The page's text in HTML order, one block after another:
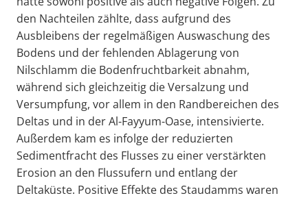
den Nachteilen zählte, dass aufgrund des
Ausbleibens der regelmäßigen Auswaschung des
Bodens und der fehlenden Ablagerung von
Nilschlamm die Bodenfruchtbarkeit abnahm,
während sich gleichzeitig die Versalzung und
Versumpfung, vor allem in den Randbereichen des
Deltas und in der Al-Fayyum-Oase, intensivierte.
Außerdem kam es infolge der reduzierten
Sedimentfracht des Flusses zu einer verstärkten
Erosion an den Flussufern und entlang der
Deltaküste. Positive Effekte des Staudamms waren